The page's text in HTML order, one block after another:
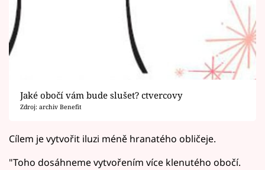
Jaké obočí vám bude slušet? ctvercovy
Zdroj: archiv Benefit
Cílem je vytvořit iluzi méně hranatého obličeje.
"Toho dosáhneme vytvořením více klenutého obočí.